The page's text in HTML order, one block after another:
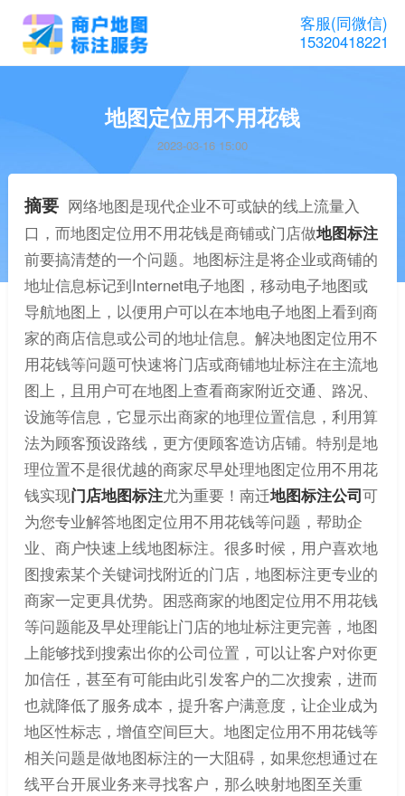
客服(同微信)
15320418221
地图定位用不用花钱
2023-03-16 15:00
摘要 网络地图是现代企业不可或缺的线上流量入
口，而地图定位用不用花钱是商铺或门店做地图标注
前要搞清楚的一个问题。地图标注是将企业或商铺的
地址信息标记到Internet电子地图，移动电子地图或
导航地图上，以便用户可以在本地电子地图上看到商
家的商店信息或公司的地址信息。解决地图定位用不
用花钱等问题可快速将门店或商铺地址标注在主流地
图上，且用户可在地图上查看商家附近交通、路况、
设施等信息，它显示出商家的地理位置信息，利用算
法为顾客预设路线，更方便顾客造访店铺。特别是地
理位置不是很优越的商家尽早处理地图定位用不用花
钱实现门店地图标注尤为重要！南迁地图标注公司可
为您专业解答地图定位用不用花钱等问题，帮助企
业、商户快速上线地图标注。很多时候，用户喜欢地
图搜索某个关键词找附近的门店，地图标注更专业的
商家一定更具优势。困惑商家的地图定位用不用花钱
等问题能及早处理能让门店的地址标注更完善，地图
上能够找到搜索出你的公司位置，可以让客户对你更
加信任，甚至有可能由此引发客户的二次搜索，进而
也就降低了服务成本，提升客户满意度，让企业成为
地区性标志，增值空间巨大。地图定位用不用花钱等
相关问题是做地图标注的一大阻碍，如果您想通过在
线平台开展业务来寻找客户，那么映射地图至关重